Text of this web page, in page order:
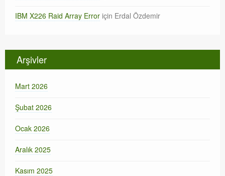
IBM X226 Raid Array Error için Erdal Özdemir
Arşivler
Mart 2026
Şubat 2026
Ocak 2026
Aralık 2025
Kasım 2025